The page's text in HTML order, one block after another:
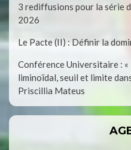
3 rediffusions pour la série
2026
Le Pacte (II) : Définir la
Conférence Universitaire : «
liminoïdal, seuil et limite
Priscillia Mateus